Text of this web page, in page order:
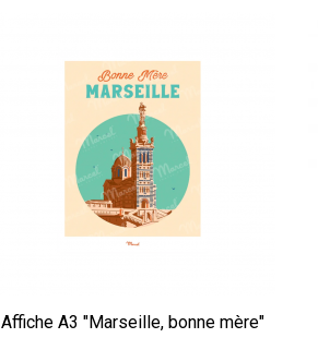
Affiche A3 "Marseille, bonne mère"